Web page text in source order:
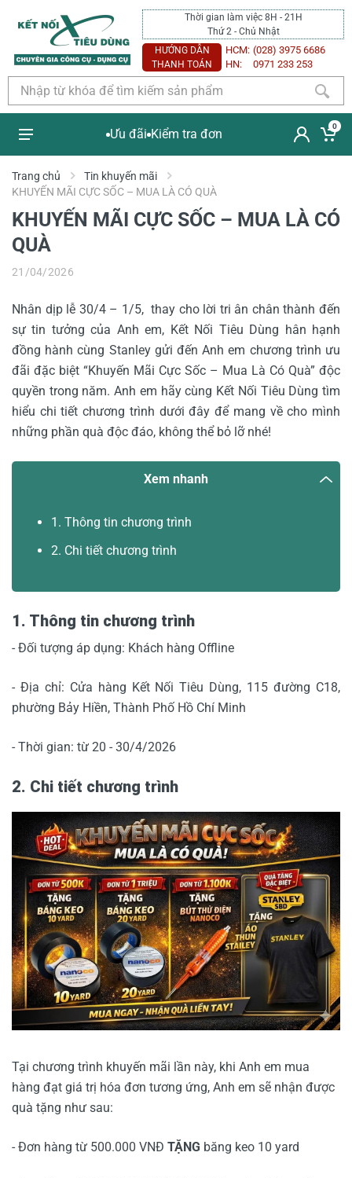
Thời gian làm việc 8H - 21H
Thứ 2 - Chủ Nhật
HƯỚNG DẪN
THANH TOÁN
HCM: (028) 3975 6686
HN:
0971 233 253
Ưu đãi Kiểm tra đơn
0
Trang chủ
Tin khuyến mãi
KHUYẾN MÃI CỰC SỐC – MUA LÀ CÓ QUÀ
KHUYẾN MÃI CỰC SỐC – MUA LÀ CÓ
QUÀ
21/04/2026
Nhân dịp lễ 30/4 – 1/5, thay cho lời tri ân chân thành đến
sự tin tưởng của Anh em, Kết Nối Tiêu Dùng hân hạnh
đồng hành cùng Stanley gửi đến Anh em chương trình ưu
đãi đặc biệt “Khuyến Mãi Cực Sốc – Mua Là Có Quà” độc
quyền trong năm. Anh em hãy cùng Kết Nối Tiêu Dùng tìm
hiểu chi tiết chương trình dưới đây để mang về cho mình
những phần quà độc đáo, không thể bỏ lỡ nhé!
Xem nhanh
1. Thông tin chương trình
2. Chi tiết chương trình
1. Thông tin chương trình
- Đối tượng áp dụng: Khách hàng Offline
- Địa chỉ: Cửa hàng Kết Nối Tiêu Dùng, 115 đường C18,
phường Bảy Hiền, Thành Phố Hồ Chí Minh
- Thời gian: từ 20 - 30/4/2026
2. Chi tiết chương trình
Tại chương trình khuyến mãi lần này, khi Anh em mua
hàng đạt giá trị hóa đơn tương ứng, Anh em sẽ nhận được
quà tặng như sau:
- Đơn hàng từ 500.000 VNĐ TẶNG băng keo 10 yard